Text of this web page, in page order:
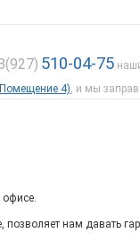
510-04-75
4), и мы
офисе.
позволяет нам давать